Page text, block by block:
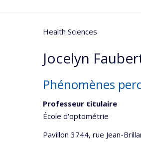
Health Sciences
Jocelyn
Phénomènes
Professeur titulaire
École d'optométrie
Pavillon 3744, rue Jean-